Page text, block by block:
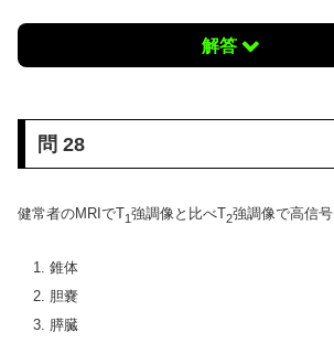
解答
問 28
健常者のMRIでT1強調像と比べT2強調像で高信
錐体
胆嚢
膵臓